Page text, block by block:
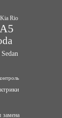
Kia Rio
замена